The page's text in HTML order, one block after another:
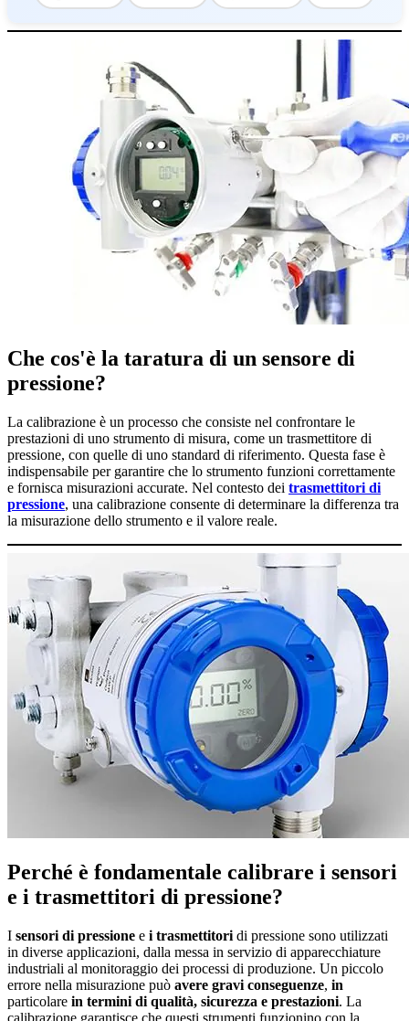
Che cos'è la taratura di un sensore di
pressione?
La calibrazione è un processo che consiste nel confrontare le
prestazioni di uno strumento di misura, come un trasmettitore di
pressione, con quelle di uno standard di riferimento. Questa fase è
indispensabile per garantire che lo strumento funzioni correttamente
e fornisca misurazioni accurate. Nel contesto dei trasmettitori di
pressione, una calibrazione consente di determinare la differenza tra
la misurazione dello strumento e il valore reale.
Perché è fondamentale calibrare i sensori
e i trasmettitori di pressione?
I sensori di pressione e i trasmettitori di pressione sono utilizzati
in diverse applicazioni, dalla messa in servizio di apparecchiature
industriali al monitoraggio dei processi di produzione. Un piccolo
errore nella misurazione può avere gravi conseguenze, in
particolare in termini di qualità, sicurezza e prestazioni. La
calibrazione garantisce che questi strumenti funzionino con la